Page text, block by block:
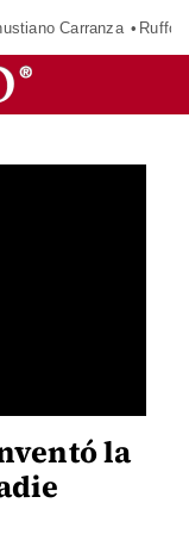
Carranza Ruffo
la